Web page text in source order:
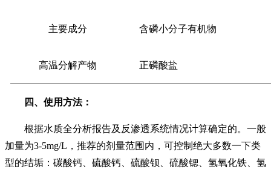
主要成分 含磷小分子有机物
高温分解产物 正磷酸盐
四、使用方法：
根据水质全分析报告及反渗透系统情况计算确定的。一般
加量为3-5mg/L ，推荐的剂量范围内，可控制绝大多数一下类
型的结垢：碳酸钙、硫酸钙、硫酸钡、硫酸锶、氢氧化铁、氢